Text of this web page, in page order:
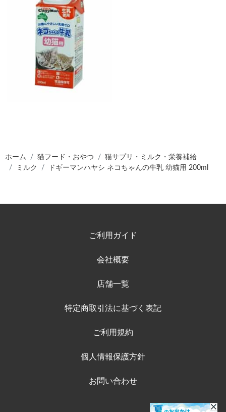
ホーム 猫フード・おやつ
猫サプリ・ミルク・栄養補給
ミルク
ドギーマンハヤシ ネコちゃんの牛乳 幼猫用 200ml
ご利用ガイド
会社概要
店舗一覧
特定商取引法に基づく表記
ご利用規約
個人情報保護方針
お問い合わせ